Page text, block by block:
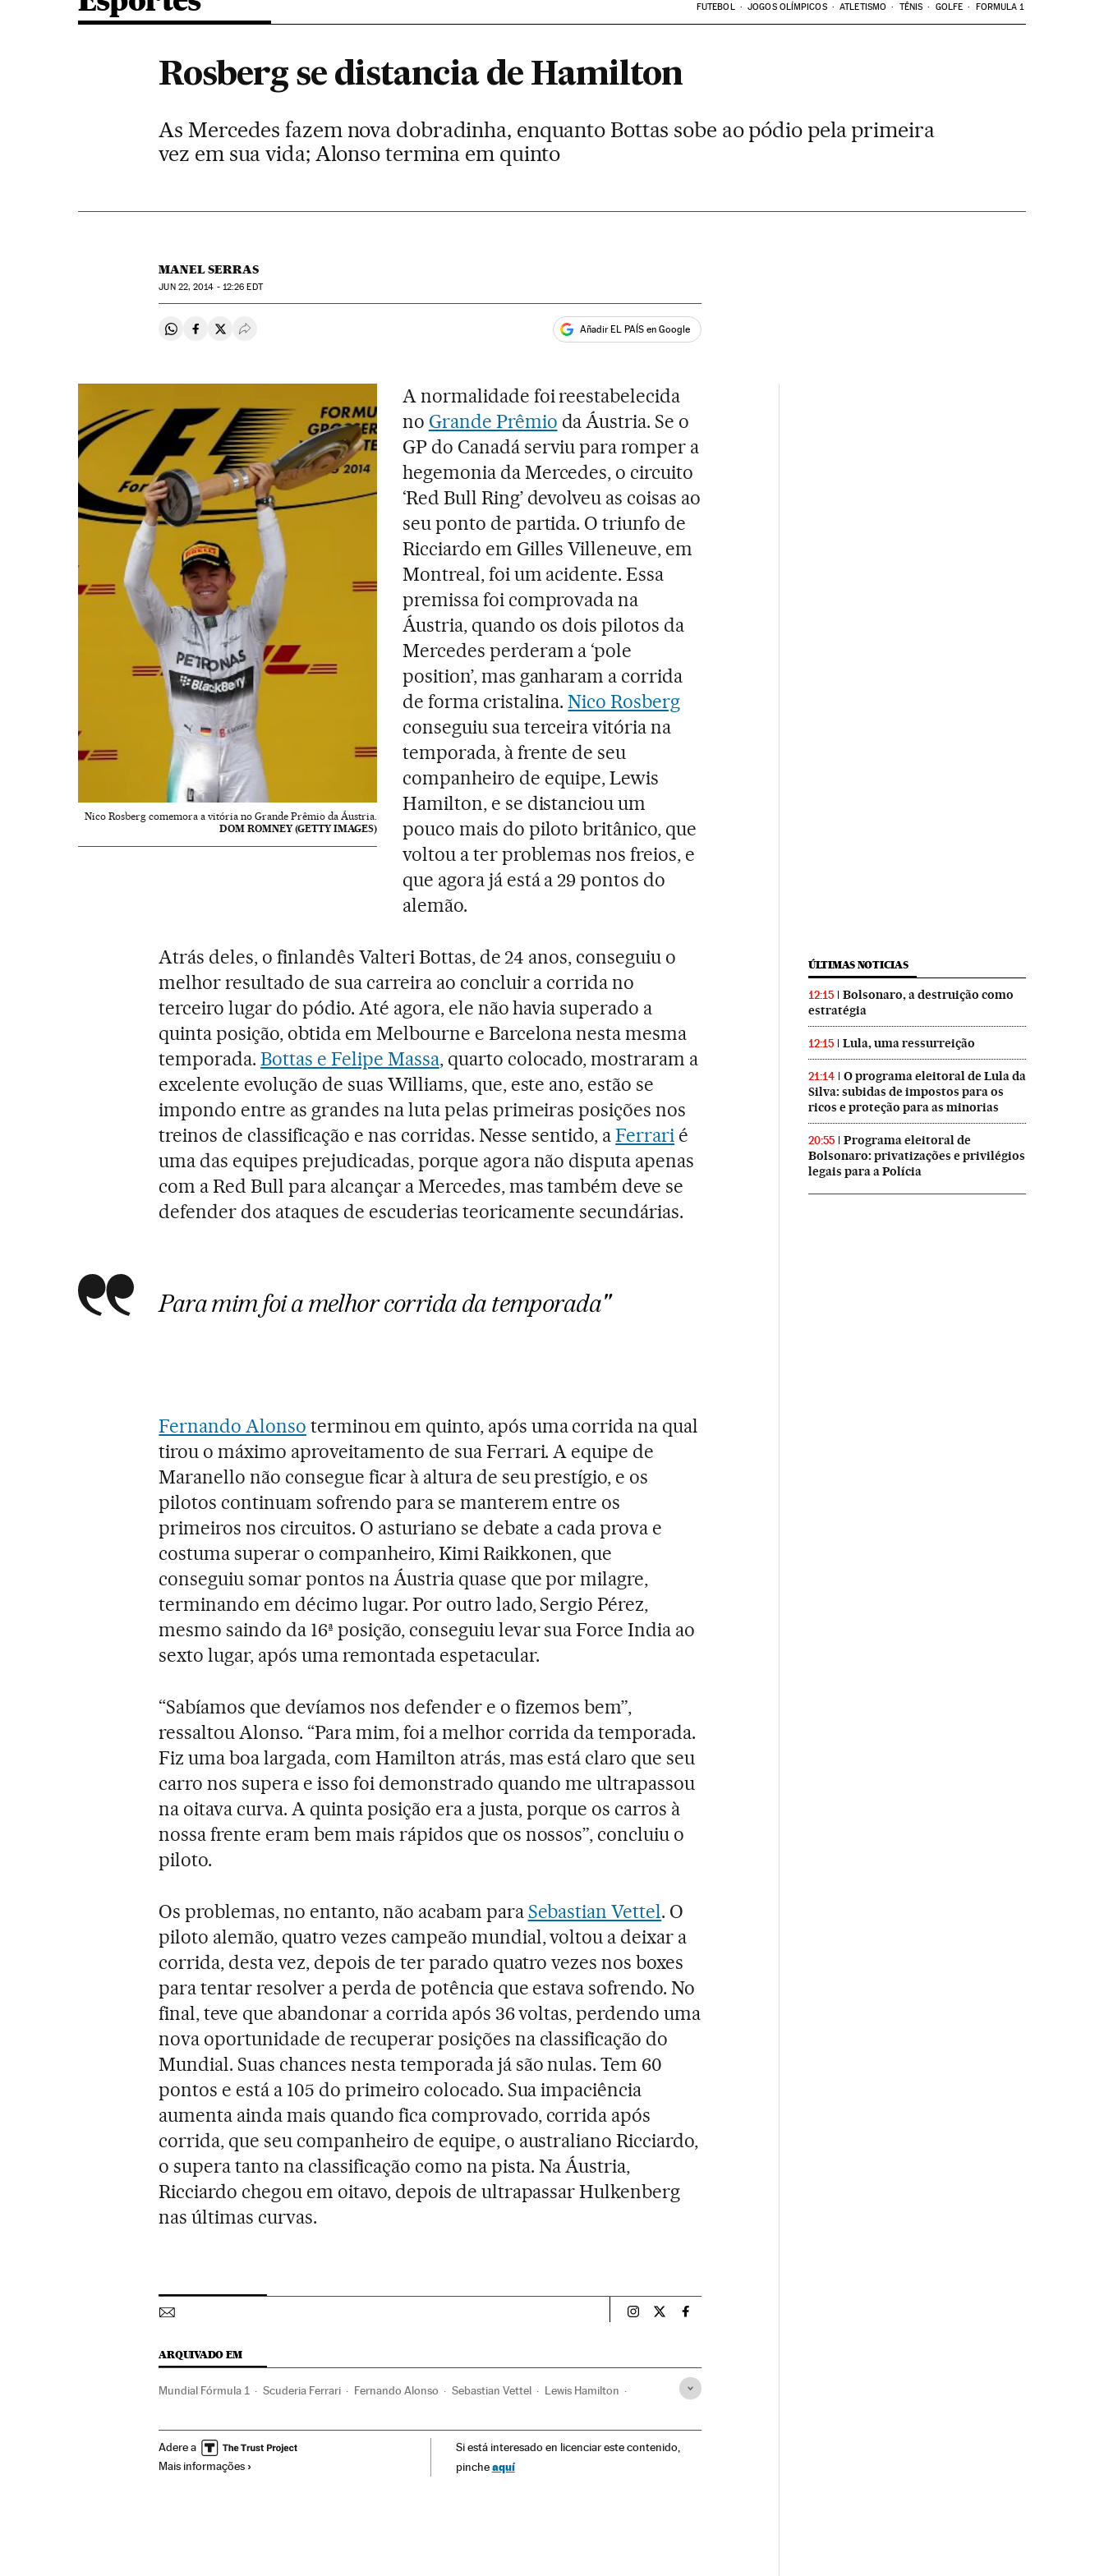
FUTEBOL JOGOS OLÍMPICOS ATLETISMO TÊNIS GOLFE FORMULA 1
Rosberg se distancia de Hamilton
As Mercedes fazem nova dobradinha, enquanto Bottas sobe ao pódio pela primeira
vez em sua vida; Alonso termina em quinto
MANEL SERRAS
JUN22, 2014 - 12:26 EDT
Compartir en Whatsapp
Compartir en Facebook
Compartir en Twitter
Desplegar Redes Sociales Añadir EL PAÍS en Google
Nico Rosberg comemora a vitória no Grande Prêmio da Áustria.
DOM ROMNEY (GETTY IMAGES)
A normalidade foi reestabelecida
no Grande Prêmio da Áustria. Se o
GP do Canadá serviu para romper a
hegemonia da Mercedes, o circuito
‘Red Bull Ring’ devolveu as coisas ao
seu ponto de partida. O triunfo de
Ricciardo em Gilles Villeneuve, em
Montreal, foi um acidente. Essa
premissa foi comprovada na
Áustria, quando os dois pilotos da
Mercedes perderam a ‘pole
position’, mas ganharam a corrida
de forma cristalina.Nico Rosberg
conseguiu sua terceira vitória na
temporada, à frente de seu
companheiro de equipe, Lewis
Hamilton, e se distanciou um
pouco mais do piloto britânico, que
voltou a ter problemas nos freios, e
que agora já está a 29 pontos do
alemão.
Atrás deles, o finlandês Valteri Bottas, de 24 anos, conseguiu o
melhor resultado de sua carreira ao concluir a corrida no
terceiro lugar do pódio. Até agora, ele não havia superado a
quinta posição, obtida em Melbourne e Barcelona nesta mesma
temporada.Bottas e Felipe Massa, quarto colocado, mostraram a
excelente evolução de suas Williams, que, este ano, estão se
impondo entre as grandes na luta pelas primeiras posições nos
treinos de classificação e nas corridas. Nesse sentido, aFerrari é
uma das equipes prejudicadas, porque agora não disputa apenas
com a Red Bull para alcançar a Mercedes, mas também deve se
defender dos ataques de escuderias teoricamente secundárias.
Para mim foi a melhor corrida da temporada"
Fernando Alonso terminou em quinto, após uma corrida na qual
tirou o máximo aproveitamento de sua Ferrari. A equipe de
Maranello não consegue ficar à altura de seu prestígio, e os
pilotos continuam sofrendo para se manterem entre os
primeiros nos circuitos. O asturiano se debate a cada prova e
costuma superar o companheiro, Kimi Raikkonen, que
conseguiu somar pontos na Áustria quase que por milagre,
terminando em décimo lugar. Por outro lado, Sergio Pérez,
mesmo saindo da 16ª posição, conseguiu levar sua Force India ao
sexto lugar, após uma remontada espetacular.
“Sabíamos que devíamos nos defender e o fizemos bem”,
ressaltou Alonso. “Para mim, foi a melhor corrida da temporada.
Fiz uma boa largada, com Hamilton atrás, mas está claro que seu
carro nos supera e isso foi demonstrado quando me ultrapassou
na oitava curva. A quinta posição era a justa, porque os carros à
nossa frente eram bem mais rápidos que os nossos”, concluiu o
piloto.
Os problemas, no entanto, não acabam para Sebastian Vettel. O
piloto alemão, quatro vezes campeão mundial, voltou a deixar a
corrida, desta vez, depois de ter parado quatro vezes nos boxes
para tentar resolver a perda de potência que estava sofrendo. No
final, teve que abandonar a corrida após 36 voltas, perdendo uma
nova oportunidade de recuperar posições na classificação do
Mundial. Suas chances nesta temporada já são nulas. Tem 60
pontos e está a 105 do primeiro colocado. Sua impaciência
aumenta ainda mais quando fica comprovado, corrida após
corrida, que seu companheiro de equipe, o australiano Ricciardo,
o supera tanto na classificação como na pista. Na Áustria,
Ricciardo chegou em oitavo, depois de ultrapassar Hulkenberg
nas últimas curvas.
Esportes El País Brasil en Instagram
Esportes El País Brasil en Twitter
Esportes El País Brasil en Facebook
ARQUIVADO EM
Mundial Fórmula 1 Scuderia Ferrari Fernando Alonso Sebastian Vettel Lewis Hamilton
Temporada 2014 Fórmula 1 Esportes motor Esportes
Adere a
Mais informações
Si está interesado en licenciar este contenido,
pincheaquí
ÚLTIMAS NOTICIAS
12:15
Bolsonaro, a destruição como
estratégia
12:15 Lula, uma ressurreição
21:14
O programa eleitoral de Lula da
Silva: subidas de impostos para os
ricos e proteção para as minorias
20:55
Programa eleitoral de
Bolsonaro: privatizações e privilégios
legais para a Polícia